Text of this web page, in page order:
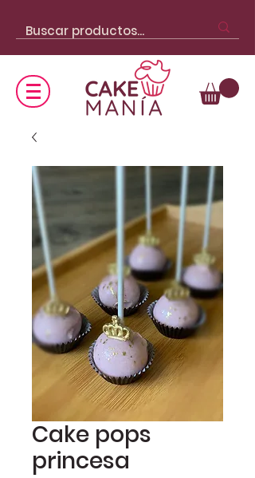
Cake pops
princesa